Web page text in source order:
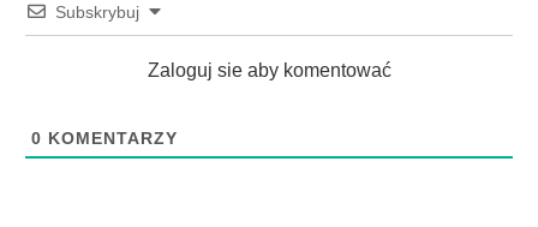
Subskrybuj
Zaloguj sie aby komentować
0 KOMENTARZY